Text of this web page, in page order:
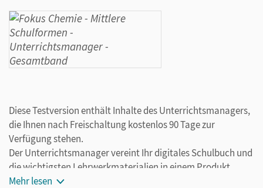
Diese Testversion enthält Inhalte des Unterrichtsmanagers,
die Ihnen nach Freischaltung kostenlos 90 Tage zur
Verfügung stehen.
Der Unterrichtsmanager vereint Ihr digitales Schulbuch und
die wichtigsten Lehrwerkmaterialien in einem Produkt.
Ergänzt um hilfreiche Planungstools, vereinfacht er Ihre
Mehr lesen